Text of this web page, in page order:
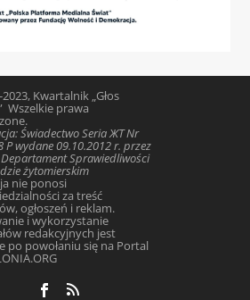
Kwartalnik „Głos
Wszelkie prawa
Świadectwo Seria ЖТ Nr
Р wydane 09.10.2012 r. przez
Departament Sprawiedliwości
żytomierskim
nie ponosi
za treść
ogłoszeń i reklam.
i wykorzystanie
redakcyjnych jest
po powołaniu się na Portal